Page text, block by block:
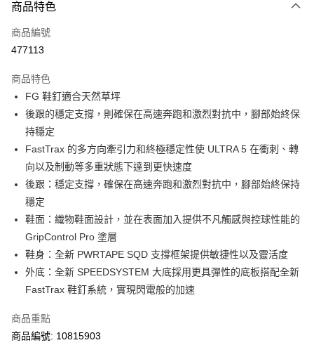
信用卡
線上付款
Alipay, PayMe, WeChat Pay, UnionPay, FPS
送貨方式
單筆訂單淨值滿$399可享免運費優惠
每筆HK$30.00，滿HK$399.00或以上免運費
滿$599可享澳門免運費優惠
商品特色
商品編號
477113
商品特色
FG 鞋釘適合天然草坪
後跟的穩定支撐，則確保在高速奔跑和激烈對抗中，腳部始終保
持穩定
FastTrax 的多方向牽引力和終極穩定性使 ULTRA 5 在衝刺、轉
向以及制動等多重狀態下達到更快速度
後跟：穩定支撐，確保在高速奔跑和激烈對抗中，腳部始終保持
穩定
鞋面：織物鞋面設計，並在表面加入提供不凡觸感與控球性能的
GripControl Pro 塗層
鞋身：全新 PWRTAPE SQD 支撐框架提供敏捷性以及靈活度
外底：全新 SPEEDSYSTEM 大底採用更具彈性的底板搭配全新
FastTrax 鞋釘系統，實現閃電般的加速
商品重點
商品編號: 10815903